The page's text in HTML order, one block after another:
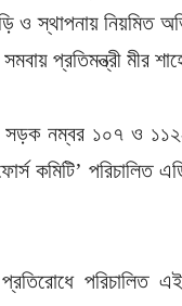
ও স্থাপনায় নিয়মিত
প্রতিমন্ত্রী মীর
নম্বর ১০৭ ও ১১২-
কমিটি’ পরিচালিত
প্রতিরোধে